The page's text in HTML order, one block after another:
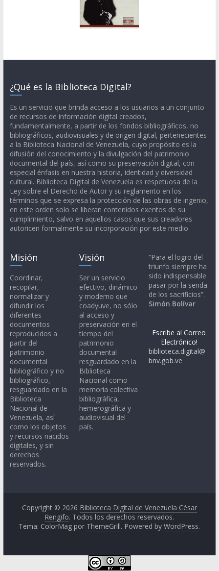
¿Qué es la Biblioteca Digital?
Es un servicio que brinda acceso a los usuarios a un conjunto
de recursos de información digital creados,
fundamentalmente, a partir de los fondos bibliográficos, no
bibliográficos, audiovisuales y de origen digital, pertenecientes
a la Biblioteca Nacional de Venezuela, cuyo propósito es la
difusión del conocimiento y la divulgación del patrimonio
documental del país, así como su preservación digital, con
especial énfasis en nuestra historia, identidad y diversidad
cultural. Biblioteca Digital de Venezuela es respetuosa de la
Ley sobre el Derecho de Autor y su reglamento en los
términos que se expresa la protección de las obras de ingenio,
en este orden solo se liberan contenidos exentos de su
cumplimiento, salvo en aquellos casos que sus creadores
autoricen formalmente su incorporación por este medio
Misión
Coordinar,
recopilar,
normalizar y
difundir los
diferentes
documentos
reproducidos a
partir del
patrimonio
documental
bibliográfico y no
bibliográfico,
resguardado en la
Biblioteca
Nacional de
Venezuela, así
como los objetos
y recursos nacidos
digitales, y sin
derechos
reservados.
Visión
Ser un servicio
efectivo, dinámico
y moderno que
coadyuve, no sólo
al acceso y
preservación en el
tiempo del
patrimonio
documental
resguardado en la
Biblioteca
Nacional como
memoria colectiva
bibliográfica,
hemerográfica y
audiovisual del
país.
“Para el logro del
triunfo siempre ha
sido indispensable
pasar por la senda
de los sacrificios”.
Simón Bolívar
Escribe al Correo
Electrónico!
biblioteca.digital@
bnv.gob.ve
Copyright © 2026 Biblioteca Digital de Venezuela César
Rengifo. Todos los derechos reservados.
Tema: ColorMag por ThemeGrill. Powered byWordPress.